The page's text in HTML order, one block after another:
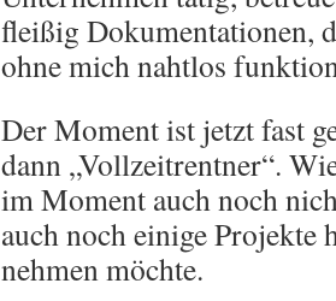
fleißig Dokumentationen,
ohne mich nahtlos
Der Moment ist jetzt fast
dann „Vollzeitrentner“.
im Moment auch noch
auch noch einige
nehmen möchte.